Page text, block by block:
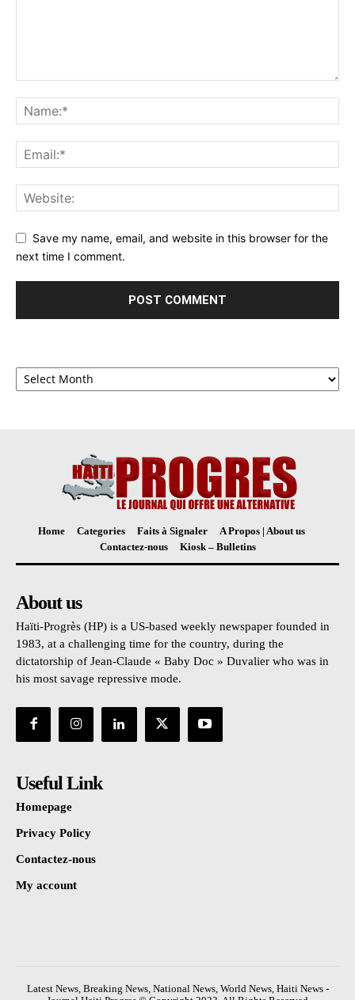
Save my name, email, and website in this browser for the
next time I comment.
Archives
Home Categories Faits à Signaler
A Propos | About us
Contactez-nous
Kiosk – Bulletins
About us
Haïti-Progrès (HP) is a US-based weekly newspaper founded in
1983, at a challenging time for the country, during the
dictatorship of Jean-Claude « Baby Doc » Duvalier who was in
his most savage repressive mode.
Useful Link
Homepage
Privacy Policy
Contactez-nous
My account
Latest News, Breaking News, National News, World News, Haiti News -